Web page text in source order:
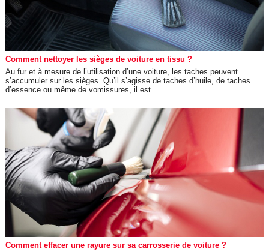
Comment nettoyer les sièges de voiture en tissu ?
Au fur et à mesure de l’utilisation d’une voiture, les taches peuvent
s’accumuler sur les sièges. Qu’il s’agisse de taches d’huile, de taches
d’essence ou même de vomissures, il est...
Comment effacer une rayure sur sa carrosserie de voiture ?